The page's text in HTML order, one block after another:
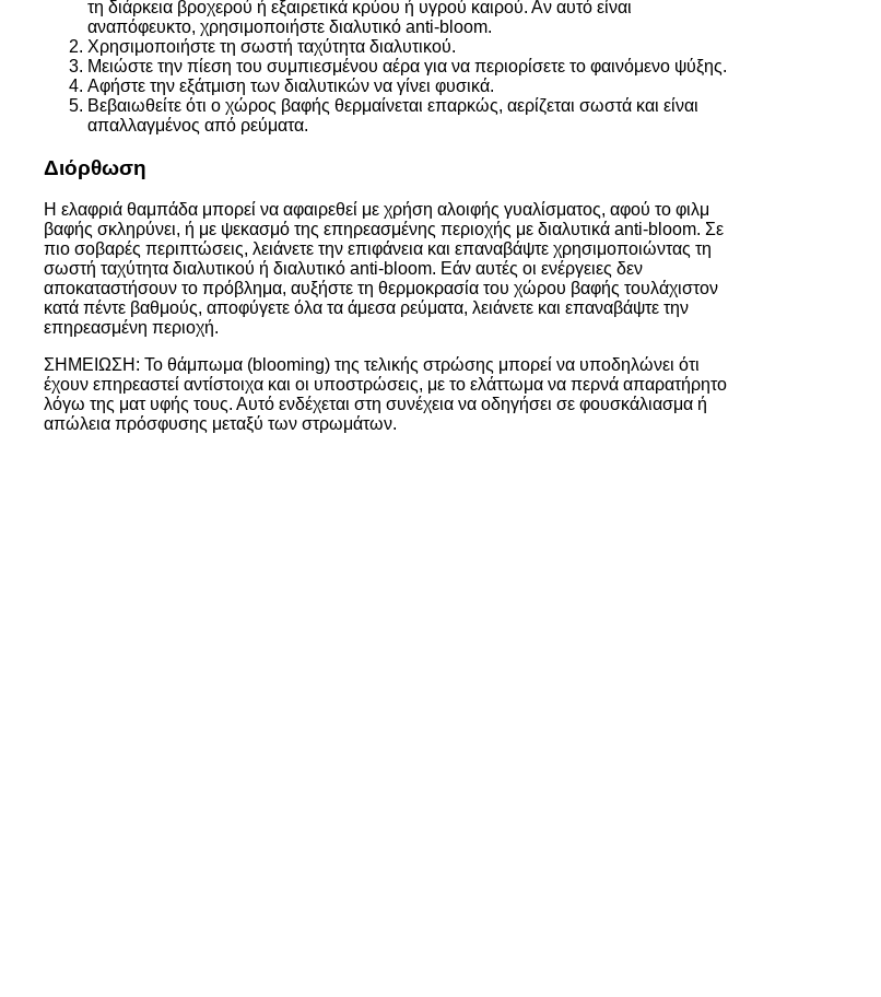
τη διάρκεια βροχερού ή εξαιρετικά κρύου ή υγρού καιρού. Αν αυτό είναι
αναπόφευκτο, χρησιμοποιήστε διαλυτικό anti-bloom.
Χρησιμοποιήστε τη σωστή ταχύτητα διαλυτικού.
Μειώστε την πίεση του συμπιεσμένου αέρα για να περιορίσετε το φαινόμενο ψύξης.
Αφήστε την εξάτμιση των διαλυτικών να γίνει φυσικά.
Βεβαιωθείτε ότι ο χώρος βαφής θερμαίνεται επαρκώς, αερίζεται σωστά και είναι
απαλλαγμένος από ρεύματα.
Διόρθωση
Η ελαφριά θαμπάδα μπορεί να αφαιρεθεί με χρήση αλοιφής γυαλίσματος, αφού το φιλμ
βαφής σκληρύνει, ή με ψεκασμό της επηρεασμένης περιοχής με διαλυτικά anti-bloom. Σε
πιο σοβαρές περιπτώσεις, λειάνετε την επιφάνεια και επαναβάψτε χρησιμοποιώντας τη
σωστή ταχύτητα διαλυτικού ή διαλυτικό anti-bloom. Εάν αυτές οι ενέργειες δεν
αποκαταστήσουν το πρόβλημα, αυξήστε τη θερμοκρασία του χώρου βαφής τουλάχιστον
κατά πέντε βαθμούς, αποφύγετε όλα τα άμεσα ρεύματα, λειάνετε και επαναβάψτε την
επηρεασμένη περιοχή.
ΣΗΜΕΙΩΣΗ: Το θάμπωμα (blooming) της τελικής στρώσης μπορεί να υποδηλώνει ότι
έχουν επηρεαστεί αντίστοιχα και οι υποστρώσεις, με το ελάττωμα να περνά απαρατήρητο
λόγω της ματ υφής τους. Αυτό ενδέχεται στη συνέχεια να οδηγήσει σε φουσκάλιασμα ή
απώλεια πρόσφυσης μεταξύ των στρωμάτων.